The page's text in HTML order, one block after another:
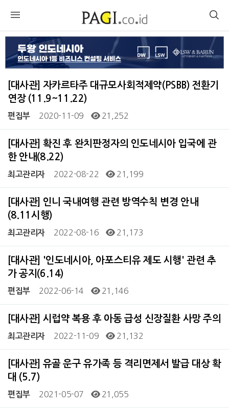
[대사관] 자카르타주 대규모사회적제약(PSBB) 전환기
연장 (11.9~11.22)
편집부 2020-11-09 21,252
[대사관] 확진 후 완치판정자의 인도네시아 입국에 관
한 안내(8.22)
최고관리자 2022-08-22 21,199
[대사관] 인니 국내여행 관련 방역수칙 변경 안내
(8.11시행)
최고관리자 2022-08-16 21,173
[대사관] '인도네시아, 아포스티유 제도 시행' 관련 추
가 공지(6.14)
편집부 2022-06-14 21,146
[대사관] 시럽약 복용 후 아동 급성 신장질환 사망 주의
최고관리자 2022-11-09 21,132
[대사관] 유골 운구 유가족 등 격리면제서 발급 대상 확
대 (5.7)
편집부 2021-05-07 21,055